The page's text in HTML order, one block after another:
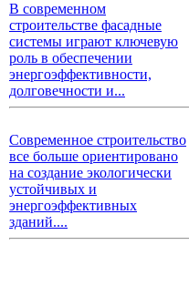
В современном
строительстве фасадные
системы играют ключевую
роль в обеспечении
энергоэффективности,
долговечности и...
Современное строительство
все больше ориентировано
на создание экологически
устойчивых и
энергоэффективных
зданий....